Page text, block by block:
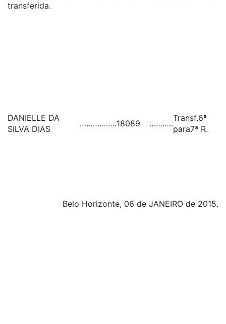
transferida.
DANIELLE DA
SILVA DIAS
……………..18089 ………..
Transf.6ª
para7ª R.
Belo Horizonte, 06 de JANEIRO de 2015.